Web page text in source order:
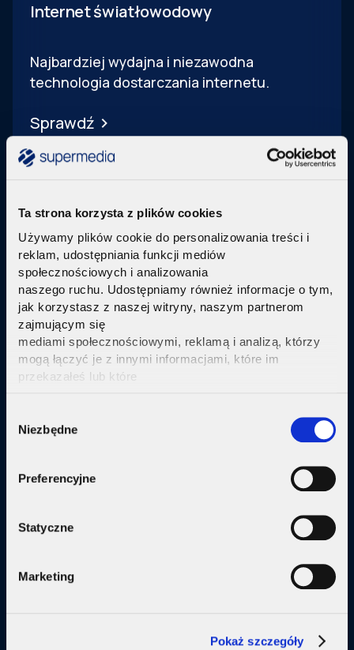
Ta strona korzysta z plików cookies
Używamy plików cookie do personalizowania treści i
reklam, udostępniania funkcji mediów
społecznościowych i analizowania
naszego ruchu. Udostępniamy również informacje o tym,
jak korzystasz z naszej witryny, naszym partnerom
zajmującym się
mediami społecznościowymi, reklamą i analizą, którzy
mogą łączyć je z innymi informacjami, które im
przekazałeś lub które
Selection
Niezbędne
Preferencyjne
Statyczne
Marketing
Pokaż szczegóły
Internet światłowodowy
Najbardziej wydajna i niezawodna
technologia dostarczania internetu.
Sprawdź
Telewizja Replay
Pakiety internetu z nowoczesną telewizjąw
technologi IPTV Replay TV.
Sprawdź
Internet
Internet + telewizja